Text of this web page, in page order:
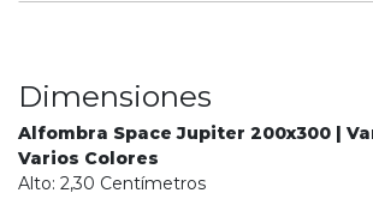
Dimensiones
Alfombra Space Jupiter 200x300 |
Varios Colores
Alto: 2,30 Centímetros